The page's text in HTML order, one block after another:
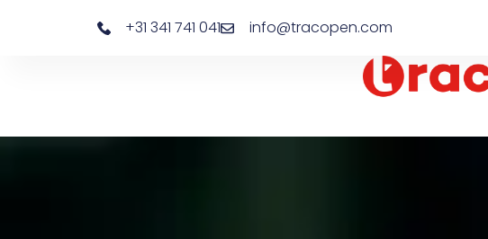
+31 341 741 041
info@tracopen.com